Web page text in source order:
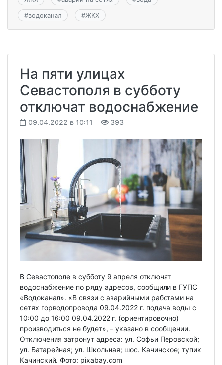
#водоканал #ЖКХ
На пяти улицах
Севастополя в субботу
отключат водоснабжение
09.04.2022 в 10:11 393
В Севастополе в субботу 9 апреля отключат
водоснабжение по ряду адресов, сообщили в ГУПС
«Водоканал». «В связи с аварийными работами на
сетях горводопровода 09.04.2022 г. подача воды c
10:00 до 16:00 09.04.2022 г. (ориентировочно)
производиться не будет», – указано в сообщении.
Отключения затронут адреса: ул. Софьи Перовской;
ул. Батарейная; ул. Школьная; шос. Качинское; тупик
Качинский. Фото: pixabay.com